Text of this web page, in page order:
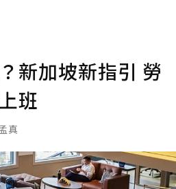
新加坡新指引 勞
班
真